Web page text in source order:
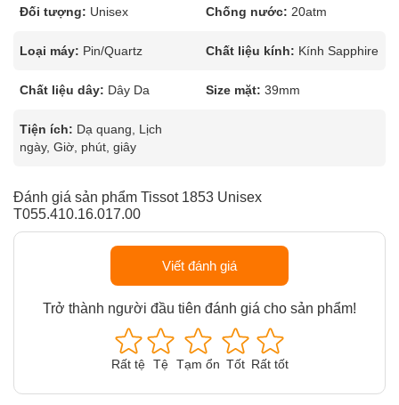
Đối tượng: Unisex Chống nước: 20atm
Loại máy: Pin/Quartz Chất liệu kính: Kính Sapphire
Chất liệu dây: Dây Da Size mặt: 39mm
Tiện ích: Dạ quang, Lịch
ngày, Giờ, phút, giây
Đánh giá sản phẩm Tissot 1853 Unisex
T055.410.16.017.00
Viết đánh giá
Trở thành người đầu tiên đánh giá cho sản phẩm!
Rất tệ Tệ Tạm ổn Tốt Rất tốt